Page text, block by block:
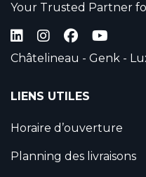
Your Trusted Partner
Châtelineau - Genk -
LIENS UTILES
Horaire d’ouverture
Planning des livraisons